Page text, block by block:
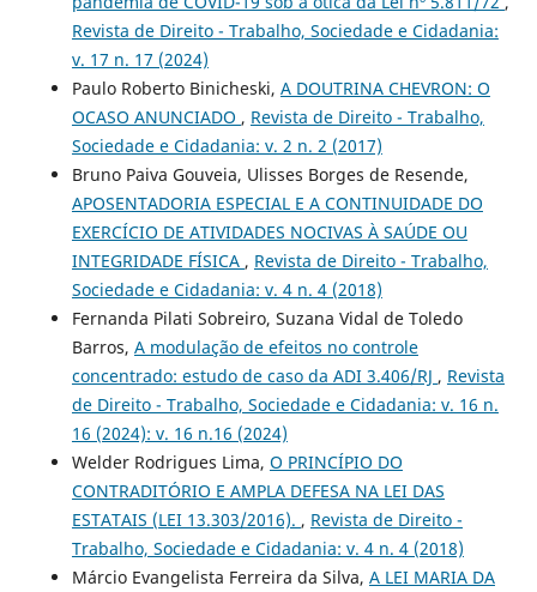
Revista de Direito - Trabalho, Sociedade e Cidadania:
v. 17 n. 17 (2024)
Paulo Roberto Binicheski, A DOUTRINA CHEVRON: O
OCASO ANUNCIADO , Revista de Direito - Trabalho,
Sociedade e Cidadania: v. 2 n. 2 (2017)
Bruno Paiva Gouveia, Ulisses Borges de Resende,
APOSENTADORIA ESPECIAL E A CONTINUIDADE DO
EXERCÍCIO DE ATIVIDADES NOCIVAS À SAÚDE OU
INTEGRIDADE FÍSICA , Revista de Direito - Trabalho,
Sociedade e Cidadania: v. 4 n. 4 (2018)
Fernanda Pilati Sobreiro, Suzana Vidal de Toledo
Barros, A modulação de efeitos no controle
concentrado: estudo de caso da ADI 3.406/RJ , Revista
de Direito - Trabalho, Sociedade e Cidadania: v. 16 n.
16 (2024): v. 16 n.16 (2024)
Welder Rodrigues Lima, O PRINCÍPIO DO
CONTRADITÓRIO E AMPLA DEFESA NA LEI DAS
ESTATAIS (LEI 13.303/2016). , Revista de Direito -
Trabalho, Sociedade e Cidadania: v. 4 n. 4 (2018)
Márcio Evangelista Ferreira da Silva, A LEI MARIA DA